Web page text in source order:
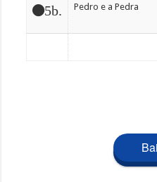
5b. Pedro e a Pedra